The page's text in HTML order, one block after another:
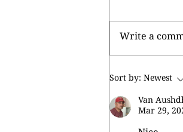
मेरे लिए
Write a
Sort by: Newest
Van
Mar 29,